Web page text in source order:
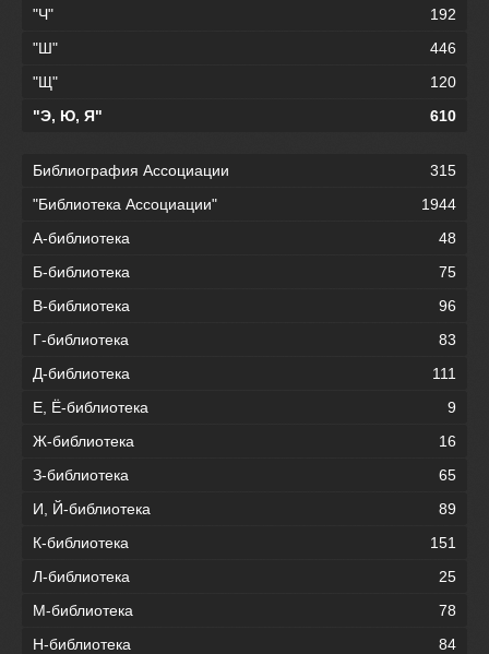
"Ч"
192
"Ш"
446
"Щ"
120
"Э, Ю, Я"
610
Библиография Ассоциации
315
"Библиотека Ассоциации"
1944
А-библиотека
48
Б-библиотека
75
В-библиотека
96
Г-библиотека
83
Д-библиотека
111
Е, Ё-библиотека
9
Ж-библиотека
16
З-библиотека
65
И, Й-библиотека
89
К-библиотека
151
Л-библиотека
25
М-библиотека
78
Н-библиотека
84